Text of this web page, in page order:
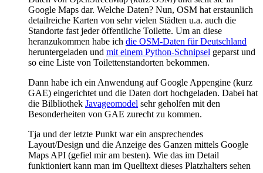
Google Maps dar. Welche Daten? Nun, OSM hat erstaunlich
detailreiche Karten von sehr vielen Städten u.a. auch die
Standorte fast jeder öffentliche Toilette. Um an diese
heranzukommen habe ich die OSM-Daten für Deutschland
heruntergeladen und mit einem Python-Schnipsel geparst und
so eine Liste von Toilettenstandorten bekommen.
Dann habe ich ein Anwendung auf Google Appengine (kurz
GAE) eingerichtet und die Daten dort hochgeladen. Dabei hat
die Bilbliothek Javageomodel sehr geholfen mit den
Besonderheiten von GAE zurecht zu kommen.
Tja und der letzte Punkt war ein ansprechendes
Layout/Design und die Anzeige des Ganzen mittels Google
Maps API (gefiel mir am besten). Wie das im Detail
funktioniert kann man im Quelltext dieses Platzhalters sehen